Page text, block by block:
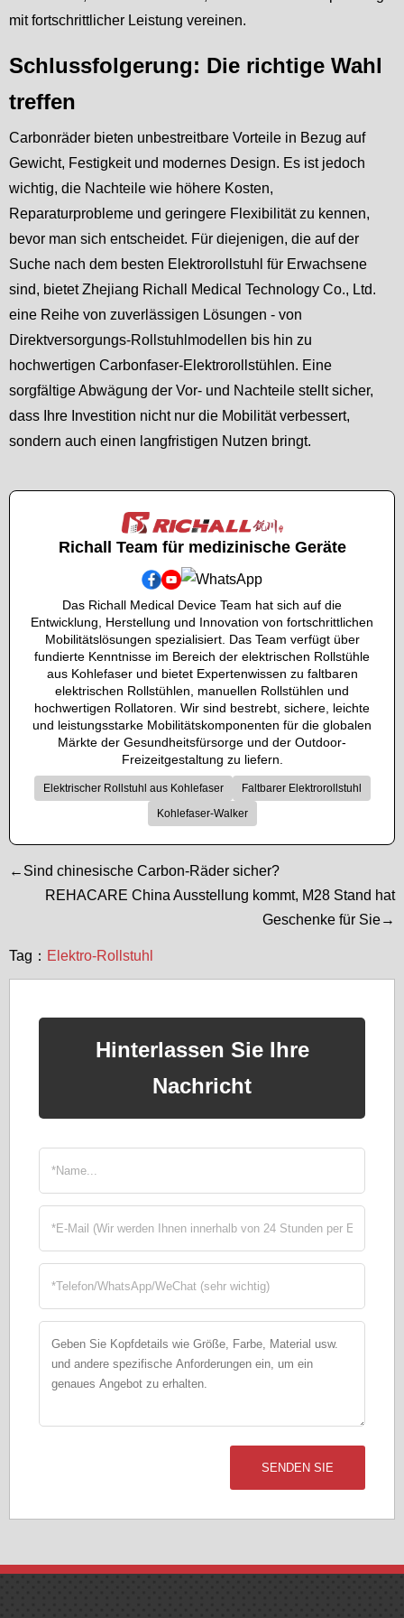
mit fortschrittlicher Leistung vereinen.
Schlussfolgerung: Die richtige Wahl
treffen
Carbonräder bieten unbestreitbare Vorteile in Bezug auf
Gewicht, Festigkeit und modernes Design. Es ist jedoch
wichtig, die Nachteile wie höhere Kosten,
Reparaturprobleme und geringere Flexibilität zu kennen,
bevor man sich entscheidet. Für diejenigen, die auf der
Suche nach dem besten Elektrorollstuhl für Erwachsene
sind, bietet Zhejiang Richall Medical Technology Co., Ltd.
eine Reihe von zuverlässigen Lösungen - von
Direktversorgungs-Rollstuhlmodellen bis hin zu
hochwertigen Carbonfaser-Elektrorollstühlen. Eine
sorgfältige Abwägung der Vor- und Nachteile stellt sicher,
dass Ihre Investition nicht nur die Mobilität verbessert,
sondern auch einen langfristigen Nutzen bringt.
Richall Team für medizinische Geräte
Das Richall Medical Device Team hat sich auf die
Entwicklung, Herstellung und Innovation von fortschrittlichen
Mobilitätslösungen spezialisiert. Das Team verfügt über
fundierte Kenntnisse im Bereich der elektrischen Rollstühle
aus Kohlefaser und bietet Expertenwissen zu faltbaren
elektrischen Rollstühlen, manuellen Rollstühlen und
hochwertigen Rollatoren. Wir sind bestrebt, sichere, leichte
und leistungsstarke Mobilitätskomponenten für die globalen
Märkte der Gesundheitsfürsorge und der Outdoor-
Freizeitgestaltung zu liefern.
Elektrischer Rollstuhl aus Kohlefaser
Faltbarer Elektrorollstuhl
Kohlefaser-Walker
←Sind chinesische Carbon-Räder sicher?
REHACARE China Ausstellung kommt, M28 Stand hat
Geschenke für Sie→
Tag： Elektro-Rollstuhl
Hinterlassen Sie Ihre
Nachricht
SENDEN SIE